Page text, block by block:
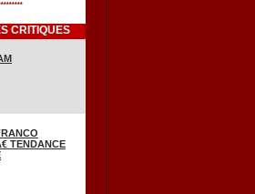
CRITIQUES
TENDANCE